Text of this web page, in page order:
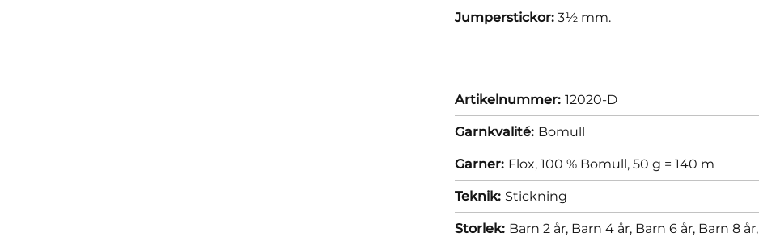
Jumperstickor: 3½ mm.
Artikelnummer: 12020-D
Garnkvalité: Bomull
Garner: Flox, 100 % Bomull, 50 g = 140 m
Teknik: Stickning
Storlek: Barn 2 år, Barn 4 år, Barn 6 år, Barn 8 år,